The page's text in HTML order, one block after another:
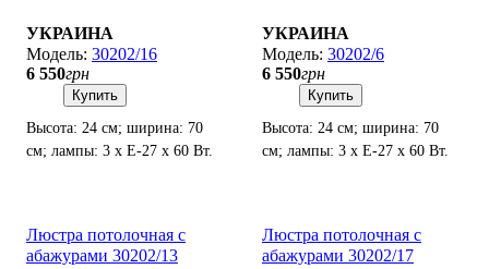
УКРАИНА
30202/16
6 550грн
Купить
Высота: 24 см; ширина: 70
см; лампы: 3 х Е-27 х 60 Вт.
УКРАИНА
30202/6
6 550грн
Купить
Высота: 24 см; ширина: 70
см; лампы: 3 х Е-27 х 60 Вт.
Люстра потолочная с
абажурами 30202/13
Люстра потолочная с
абажурами 30202/17